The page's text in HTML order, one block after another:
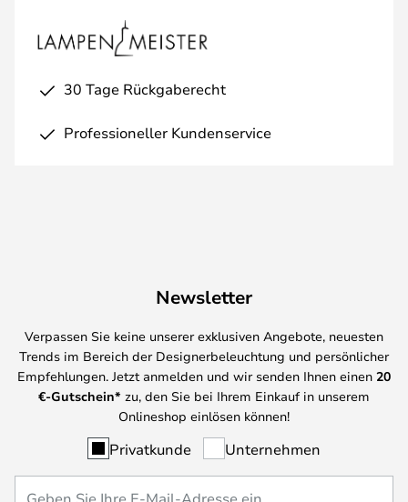
30 Tage Rückgaberecht
Professioneller Kundenservice
Newsletter
Verpassen Sie keine unserer exklusiven Angebote, neuesten
Trends im Bereich der Designerbeleuchtung und persönlicher
Empfehlungen. Jetzt anmelden und wir senden Ihnen einen 20
€-Gutschein* zu, den Sie bei Ihrem Einkauf in unserem
Onlineshop einlösen können!
Privatkunde Unternehmen